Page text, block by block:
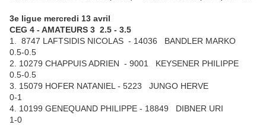
3e ligue mercredi 13 avril
CEG 4 - AMATEURS 3 2.5 - 3.5
1. 8747 LAFTSIDIS NICOLAS - 14036 BANDLER MARKO
0.5-0.5
2. 10279 CHAPPUIS ADRIEN - 9001 KEYSENER PHILIPPE
0.5-0.5
3. 15079 HOFER NATANIEL - 5223 JUNGO HERVE
0-1
4. 10199 GENEQUAND PHILIPPE - 18849 DIBNER URI
1-0